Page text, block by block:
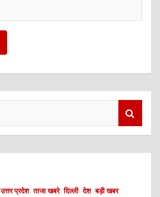
उत्तर प्रदेश ताजा खबरे दिल्ली देश बड़ी खबर